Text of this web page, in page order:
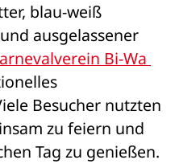
blau-weiß
ausgelassener
Bi-Wa
Besucher nutzten
zu feiern und
Tag zu genießen.